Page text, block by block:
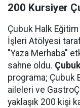
200 Kursiyer
Çubuk Halk
İşleri Atölyesi
"Yaza Merhaba"
sahne oldu.
programa; Çubuk
aileleri ve
yaklaşık 200 kişi